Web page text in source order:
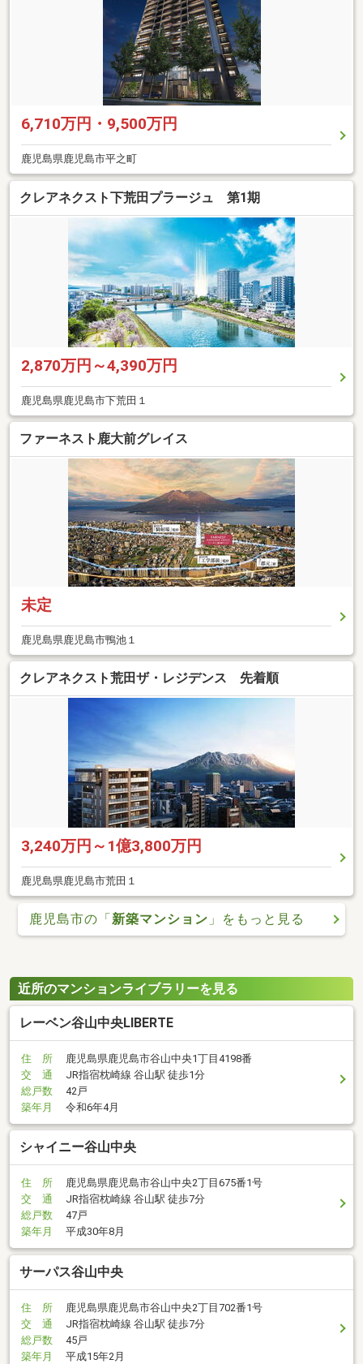
6,710万円・9,500万円
鹿児島県鹿児島市平之町
クレアネクスト下荒田プラージュ 第1期
2,870万円～4,390万円
鹿児島県鹿児島市下荒田１
ファーネスト鹿大前グレイス
未定
鹿児島県鹿児島市鴨池１
クレアネクスト荒田ザ・レジデンス 先着順
3,240万円～1億3,800万円
鹿児島県鹿児島市荒田１
鹿児島市の「新築マンション 」をもっと見る
近所のマンションライブラリーを見る
レーベン谷山中央LIBERTE
住 所
鹿児島県鹿児島市谷山中央1丁目4198番
交 通
JR指宿枕崎線 谷山駅 徒歩1分
総戸数
42戸
築年月
令和6年4月
シャイニー谷山中央
住 所
鹿児島県鹿児島市谷山中央2丁目675番1号
交 通
JR指宿枕崎線 谷山駅 徒歩7分
総戸数
47戸
築年月
平成30年8月
サーパス谷山中央
住 所
鹿児島県鹿児島市谷山中央2丁目702番1号
交 通
JR指宿枕崎線 谷山駅 徒歩7分
総戸数
45戸
築年月
平成15年2月